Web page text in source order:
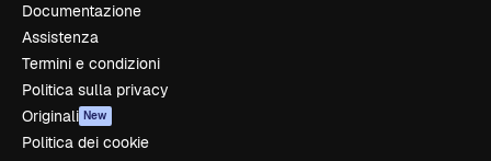
Documentazione
Assistenza
Termini e condizioni
Politica sulla privacy
Originali New
Politica dei cookie